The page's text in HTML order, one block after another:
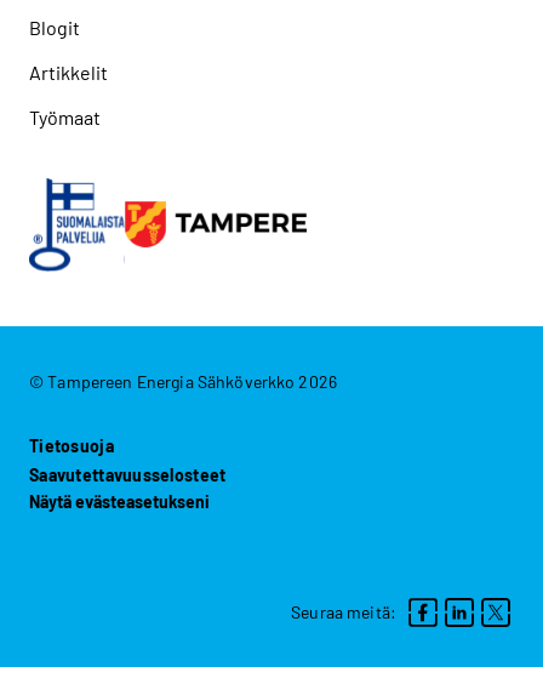
Blogit
Artikkelit
Työmaat
© Tampereen Energia Sähköverkko 2026
Tietosuoja
Saavutettavuusselosteet
Näytä evästeasetukseni
Seuraa meitä: